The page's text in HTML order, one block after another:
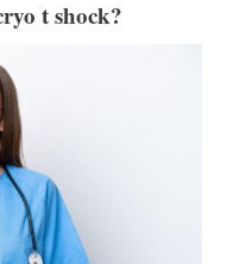
t shock?